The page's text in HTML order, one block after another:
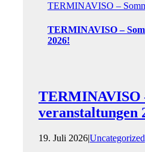
TERMINAVISO –
TERMINAVISO –
2026!
TERMINAVISO
veranstaltungen
19. Juli 2026|Uncategorized